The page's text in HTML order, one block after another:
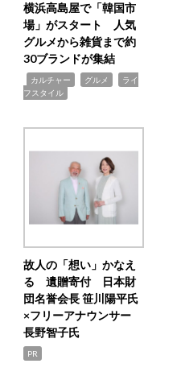
横浜高島屋で「韓国市
場」がスタート 人気
グルメから雑貨まで約
30ブランドが集結
カルチャー グルメ
ライ
フスタイル
故人の「想い」かなえ
る 遺贈寄付 日本財
団名誉会長 笹川陽平氏
×フリーアナウンサー
長野智子氏
PR